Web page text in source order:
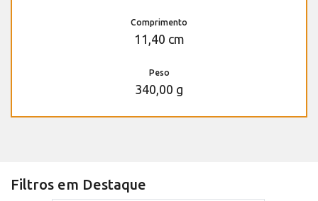
Comprimento
11,40 cm
Peso
340,00 g
Filtros em Destaque